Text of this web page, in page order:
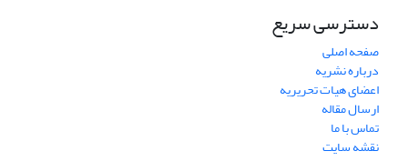
دسترسی سریع
صفحه اصلی
درباره نشریه
اعضای هیات تحریریه
ارسال مقاله
تماس با ما
نقشه سایت